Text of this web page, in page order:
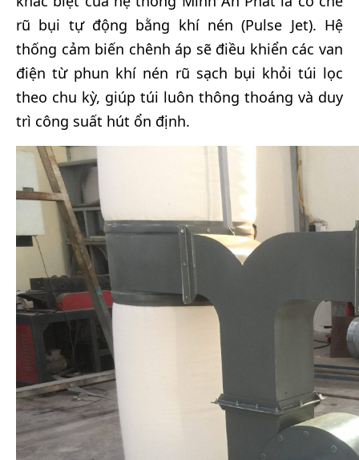
rũ bụi tự động bằng khí nén (Pulse Jet). Hệ
thống cảm biến chênh áp sẽ điều khiển các van
điện từ phun khí nén rũ sạch bụi khỏi túi lọc
theo chu kỳ, giúp túi luôn thông thoáng và duy
trì công suất hút ổn định.